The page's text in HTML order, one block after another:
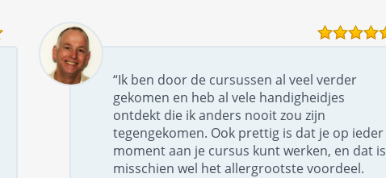
“Ik ben door de cursussen al veel verder
gekomen en heb al vele handigheidjes
ontdekt die ik anders nooit zou zijn
tegengekomen. Ook prettig is dat je op ieder
moment aan je cursus kunt werken, en dat is
misschien wel het allergrootste voordeel.